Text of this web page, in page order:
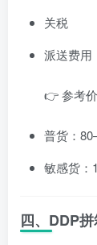
关税
派送费用
👉 参考
普货：
敏感货：
四、DDP